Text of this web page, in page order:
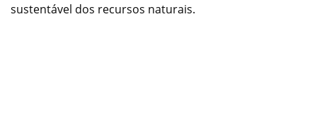
sustentável dos recursos naturais.